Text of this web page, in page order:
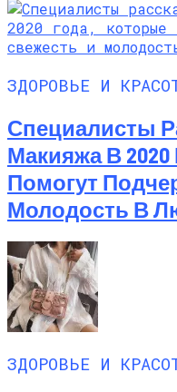
ЗДОРОВЬЕ И
Специалисты
Макияжа В
Помогут
Молодость В
ЗДОРОВЬЕ И